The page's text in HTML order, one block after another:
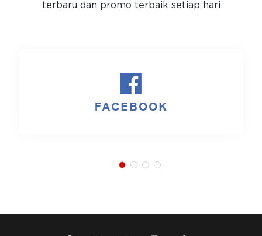
terbaru dan promo terbaik setiap hari